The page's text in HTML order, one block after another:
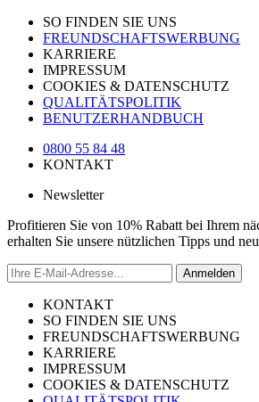
SO FINDEN SIE UNS
FREUNDSCHAFTSWERBUNG
KARRIERE
IMPRESSUM
COOKIES & DATENSCHUTZ
QUALITÄTSPOLITIK
BENUTZERHANDBUCH
0800 55 84 48
KONTAKT
Newsletter
Profitieren Sie von 10% Rabatt bei Ihrem
erhalten Sie unsere nützlichen Tipps und
Anmelden
KONTAKT
SO FINDEN SIE UNS
FREUNDSCHAFTSWERBUNG
KARRIERE
IMPRESSUM
COOKIES & DATENSCHUTZ